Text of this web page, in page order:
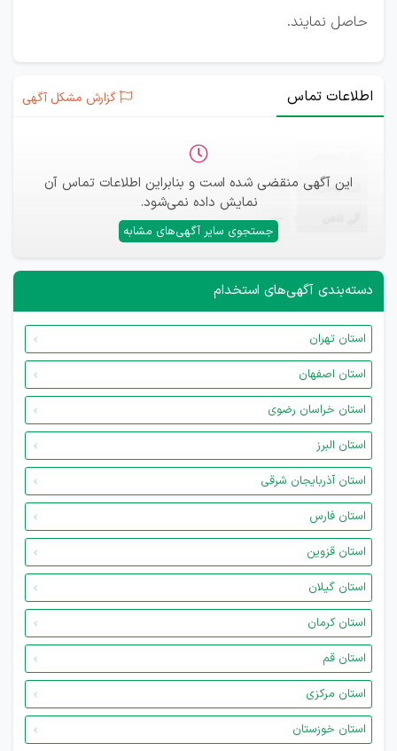
حاصل نمایند.
اطلاعات تماس گزارش مشکل آگهی
این آگهی منقضی شده است و بنابراین اطلاعات تماس آن
نمایش داده نمی‌شود.
جستجوی سایر آگهی‌های مشابه
ایمیل —
—
دسته‌بندی آگهی‌های استخدام
استان تهران
استان اصفهان
استان خراسان رضوی
استان البرز
استان آذربایجان شرقی
استان فارس
استان قزوین
استان گیلان
استان کرمان
استان قم
استان مرکزی
استان خوزستان